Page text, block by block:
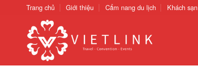
ChuyểnTrang chủ Giới thiệu Cẩm nang du lịch Khách sạn